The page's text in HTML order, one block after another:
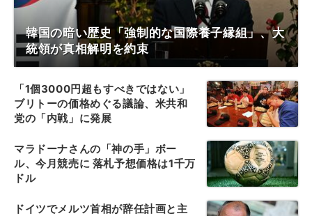
韓国の暗い歴史「強制的な国際養子縁組」、大
統領が真相解明を約束
「1個3000円超もすべきではない」
ブリトーの価格めぐる議論、米共和
党の「内戦」に発展
マラドーナさんの「神の手」ボー
ル、今月競売に 落札予想価格は1千万
ドル
ドイツでメルツ首相が辞任計画と主